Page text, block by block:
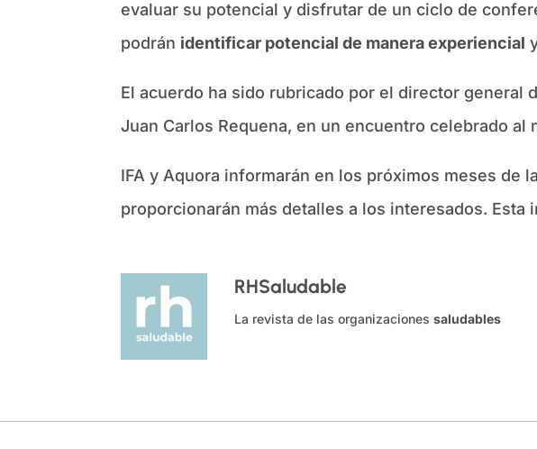
evaluar su potencial y disfrutar de un ciclo de
podrán identificar potencial de manera experiencial
El acuerdo ha sido rubricado por el director general
Juan Carlos Requena, en un encuentro celebrado
IFA y Aquora informarán en los próximos meses de
proporcionarán más detalles a los interesados. Esta
RHSaludable
La revista de las organizacionessaludables